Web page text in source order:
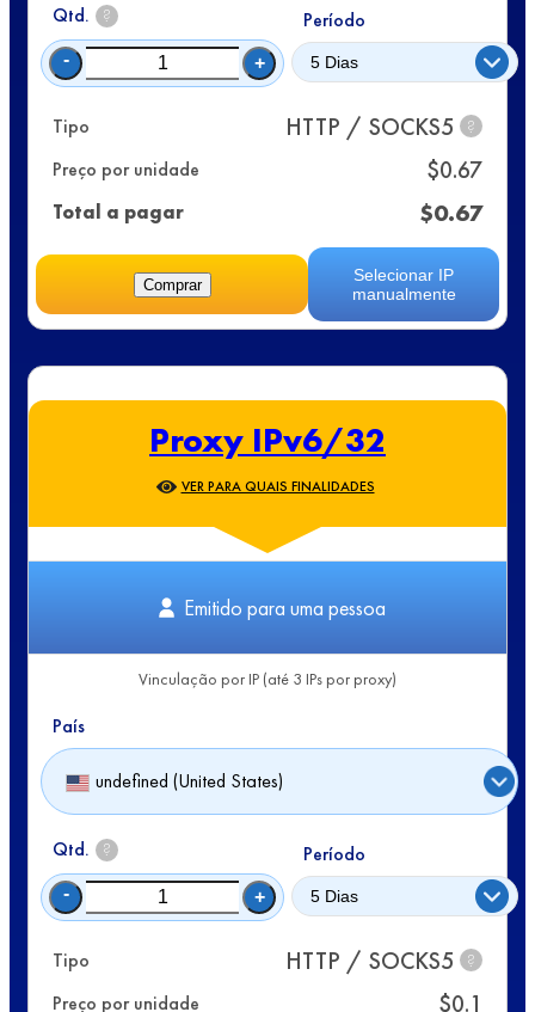
Qtd. ?
- +
Período
Tipo HTTP / SOCKS5 ?
Preço por unidade $0.67
Total a pagar $0.67
Selecionar IP
manualmente
Comprar
Proxy IPv6/32
VER PARA QUAIS FINALIDADES
Emitido para uma pessoa
Vinculação por IP (até 3 IPs por proxy)
País
undefined (United States)
Qtd. ?
- +
Período
Tipo HTTP / SOCKS5 ?
Preço por unidade $0.1